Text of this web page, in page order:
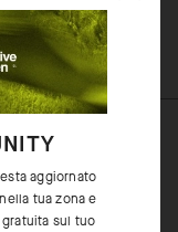
aggiornato
tua zona e
sul tuo